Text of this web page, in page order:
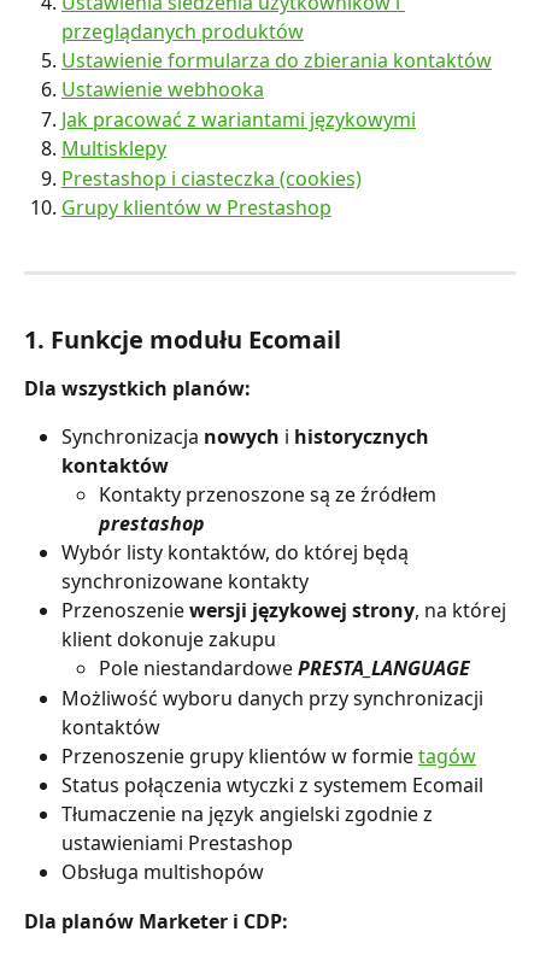
przeglądanych produktów
Ustawienie formularza do zbierania kontaktów
Ustawienie webhooka
Jak pracować z wariantami językowymi
Multisklepy
Prestashop i ciasteczka (cookies)
Grupy klientów w Prestashop
1. Funkcje modułu Ecomail
Dla wszystkich planów:
Synchronizacja nowych i historycznych
kontaktów
Kontakty przenoszone są ze źródłem
prestashop
Wybór listy kontaktów, do której będą
synchronizowane kontakty
Przenoszenie wersji językowej strony, na której
klient dokonuje zakupu
Pole niestandardowe PRESTA_LANGUAGE
Możliwość wyboru danych przy synchronizacji
kontaktów
Przenoszenie grupy klientów w formie tagów
Status połączenia wtyczki z systemem Ecomail
Tłumaczenie na język angielski zgodnie z
ustawieniami Prestashop
Obsługa multishopów
Dla planów Marketer i CDP: